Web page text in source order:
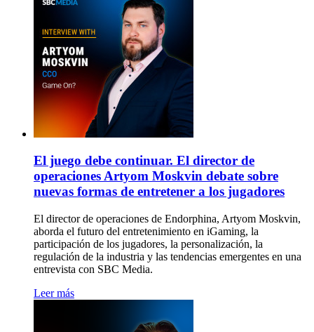
El juego debe continuar. El director de
operaciones Artyom Moskvin debate sobre
nuevas formas de entretener a los jugadores
El director de operaciones de Endorphina, Artyom Moskvin,
aborda el futuro del entretenimiento en iGaming, la
participación de los jugadores, la personalización, la
regulación de la industria y las tendencias emergentes en una
entrevista con SBC Media.
Leer más